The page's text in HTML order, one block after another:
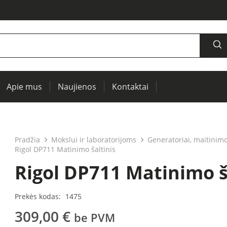
Apie mus Naujienos Kontaktai
Pradžia Mokslui ir laboratorijoms
Generatoriai,
Rigol DP711 Matinimo šaltinis
Rigol DP711 Matinimo
Prekės kodas: 1475
309,00€ be PVM